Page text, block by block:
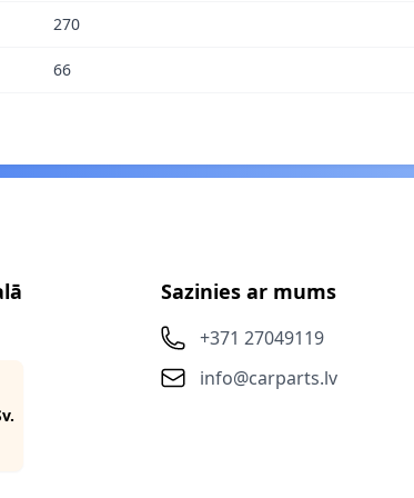
270
66
Sazinies ar mums
+371 27049119
info@carparts.lv